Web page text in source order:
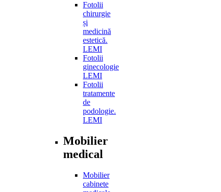
Fotolii
chirurgie
și
medicină
estetică.
LEMI
Fotolii
ginecologie
LEMI
Fotolii
tratamente
de
podologie.
LEMI
Mobilier
medical
Mobilier
cabinete